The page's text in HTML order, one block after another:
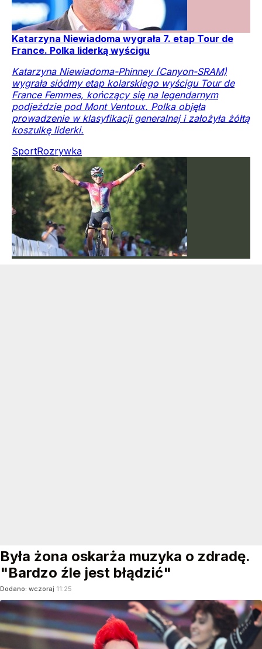
Katarzyna Niewiadoma wygrała 7. etap Tour de
France. Polka liderką wyścigu
Katarzyna Niewiadoma-Phinney (Canyon-SRAM)
wygrała siódmy etap kolarskiego wyścigu Tour de
France Femmes, kończący się na legendarnym
podjeździe pod Mont Ventoux. Polka objęła
prowadzenie w klasyfikacji generalnej i założyła żółtą
koszulkę liderki.
SportRozrywka
Była żona oskarża muzyka o zdradę.
"Bardzo źle jest błądzić"
Dodano: wczoraj 11:25